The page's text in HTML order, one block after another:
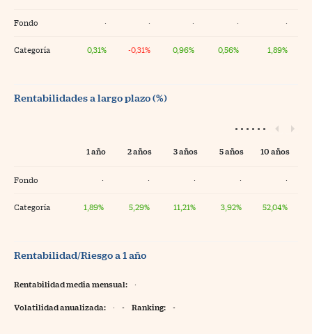
Fondo · · · · ·
Categoría 0,31% -0,31% 0,96% 0,56% 1,89%
Rentabilidades a largo plazo (%)
1 año 2 años 3 años 5 años 10 años
Fondo · · · · ·
Categoría 1,89% 5,29% 11,21% 3,92% 52,04%
Rentabilidad/Riesgo a 1 año
Rentabilidad media mensual: ·
Volatilidad anualizada: · - Ranking: -